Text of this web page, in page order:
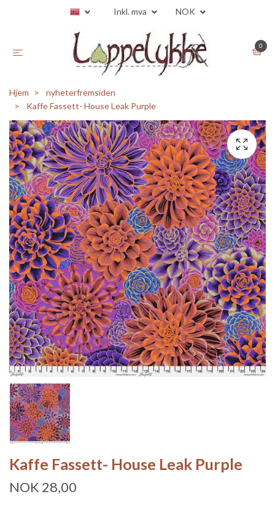
Inkl. mva NOK
0
Hjem
nyheterfremsiden
Kaffe Fassett- House Leak Purple
Kaffe Fassett- House Leak Purple
NOK 28,00